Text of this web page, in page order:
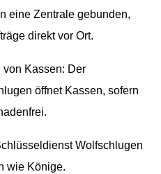
eine Zentrale gebunden,
direkt vor Ort.
von Kassen: Der
öffnet Kassen, sofern
Wolfschlugen
wie Könige.